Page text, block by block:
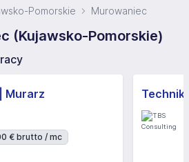
Pomorskie Murowaniec
(Kujawsko-Pomorskie)
Murarz
€ brutto / mc